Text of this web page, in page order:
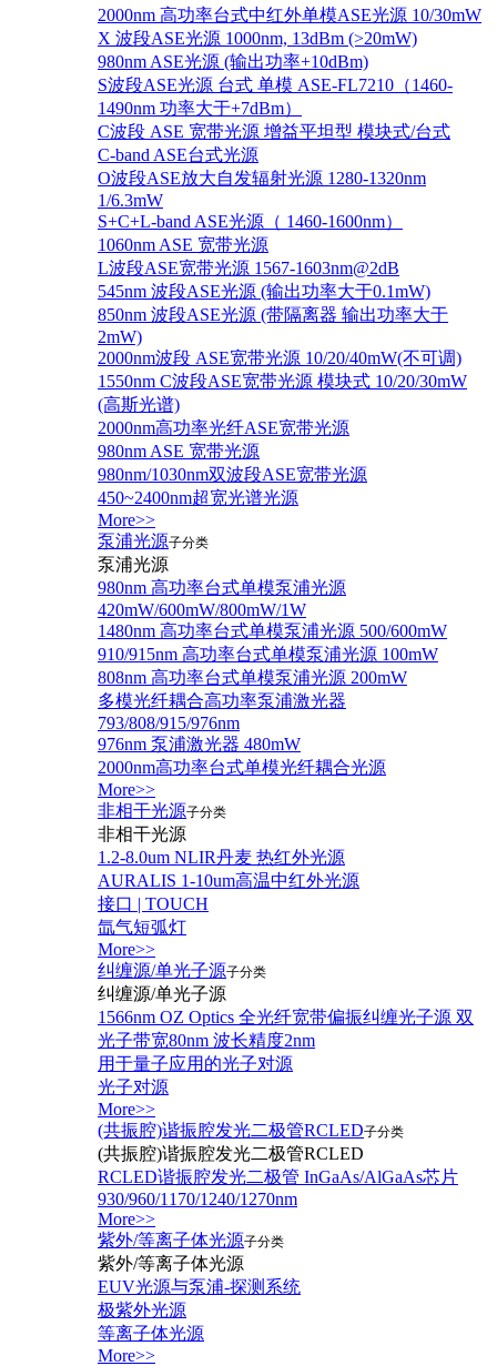
2000nm 高功率台式中红外单模ASE光源 10/30mW
X 波段ASE光源 1000nm, 13dBm (>20mW)
980nm ASE光源 (输出功率+10dBm)
S波段ASE光源 台式 单模 ASE-FL7210（1460-
1490nm 功率大于+7dBm）
C波段 ASE 宽带光源 增益平坦型 模块式/台式
C-band ASE台式光源
O波段ASE放大自发辐射光源 1280-1320nm
1/6.3mW
S+C+L-band ASE光源（ 1460-1600nm）
1060nm ASE 宽带光源
L波段ASE宽带光源 1567-1603nm@2dB
545nm 波段ASE光源 (输出功率大于0.1mW)
850nm 波段ASE光源 (带隔离器 输出功率大于
2mW)
2000nm波段 ASE宽带光源 10/20/40mW(不可调)
1550nm C波段ASE宽带光源 模块式 10/20/30mW
(高斯光谱)
2000nm高功率光纤ASE宽带光源
980nm ASE 宽带光源
980nm/1030nm双波段ASE宽带光源
450~2400nm超宽光谱光源
More>>
泵浦光源子分类
泵浦光源
980nm 高功率台式单模泵浦光源
420mW/600mW/800mW/1W
1480nm 高功率台式单模泵浦光源 500/600mW
910/915nm 高功率台式单模泵浦光源 100mW
808nm 高功率台式单模泵浦光源 200mW
多模光纤耦合高功率泵浦激光器
793/808/915/976nm
976nm 泵浦激光器 480mW
2000nm高功率台式单模光纤耦合光源
More>>
非相干光源子分类
非相干光源
1.2-8.0um NLIR丹麦 热红外光源
AURALIS 1-10um高温中红外光源
接口 | TOUCH
氙气短弧灯
More>>
纠缠源/单光子源子分类
纠缠源/单光子源
1566nm OZ Optics 全光纤宽带偏振纠缠光子源 双
光子带宽80nm 波长精度2nm
用于量子应用的光子对源
光子对源
More>>
(共振腔)谐振腔发光二极管RCLED子分类
(共振腔)谐振腔发光二极管RCLED
RCLED谐振腔发光二极管 InGaAs/AlGaAs芯片
930/960/1170/1240/1270nm
More>>
紫外/等离子体光源子分类
紫外/等离子体光源
EUV光源与泵浦-探测系统
极紫外光源
等离子体光源
More>>